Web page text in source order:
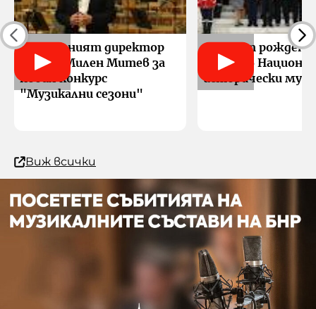
Генералният директор
на БНР Милен Митев за
новия конкурс
"Музикални сезони"
189 г. от
Левски в
исторически
Виж всички